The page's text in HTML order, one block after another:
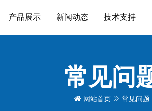
产品展示 新闻动态 技术支持
常见问
网站首页 常见问题